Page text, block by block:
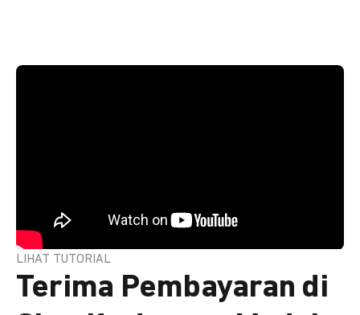
LIHAT TUTORIAL
Terima Pembayaran di